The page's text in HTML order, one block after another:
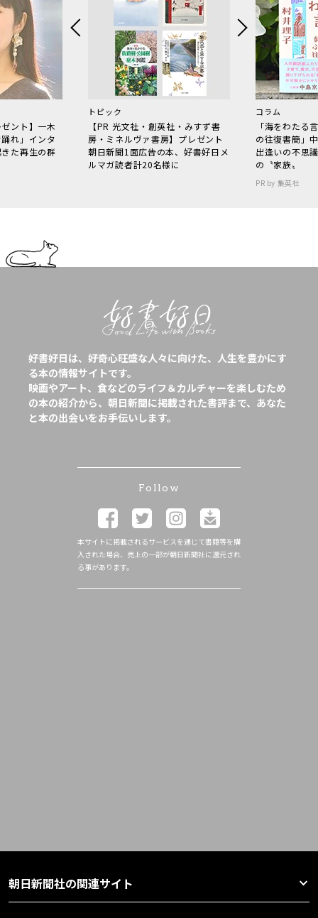
ント】一木
れ」インタ
た再生の群
トピック
【PR 光文社・創英社・みすず書
房・ミネルヴァ書房】プレゼント
朝日新聞1面広告の本、好書好日メ
ルマガ読者計20名様に
コラム
「海をわた
の往復書簡」
出逢いの不思
の〝家族〟
PR by 集英社
好書好日は、好奇心旺盛な人々に向けた、人生を豊かにす
る本の情報サイトです。
映画やアート、食などのライフ＆カルチャーを楽しむため
の本の紹介から、朝日新聞に掲載された書評まで、あなた
と本の出会いをお手伝いします。
Follow
本サイトに掲載されるサービスを通じて書籍等を購
入された場合、売上の一部が朝日新聞社に還元され
る事があります。
朝日新聞社の関連サイト